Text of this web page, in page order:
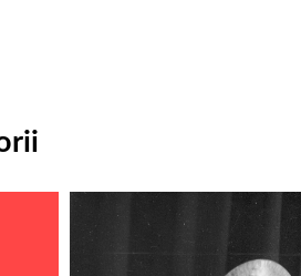
Odtwarzacz
plików
dźwiękowych